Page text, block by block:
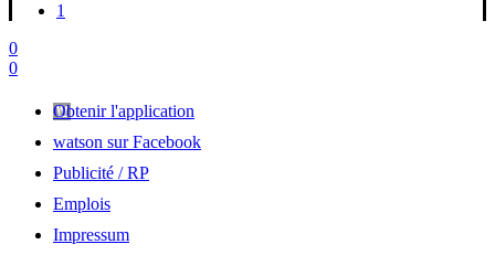
1
0
0
Obtenir l'application
watson sur Facebook
Publicité / RP
Emplois
Impressum